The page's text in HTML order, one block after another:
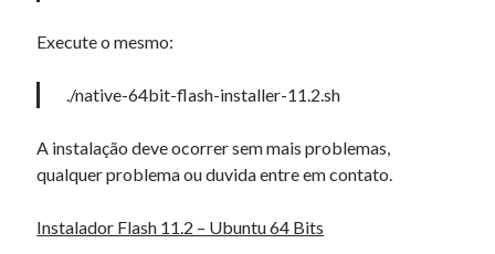
Ubuntu 12.04 – Configurando Samba (3.6.3)
Compilando para Teensy 3.0 no Windows utilizando Makefile
Programando atmega8u2 no Arduino Uno utilizando USB Asp
Execute o mesmo:
./native-64bit-flash-installer-11.2.sh
A instalação deve ocorrer sem mais problemas,
qualquer problema ou duvida entre em contato.
Instalador Flash 11.2 – Ubuntu 64 Bits